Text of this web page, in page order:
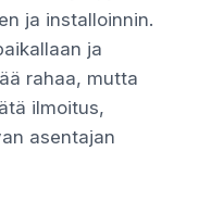
ja installoinnin.
ja
rahaa, mutta
ilmoitus,
asentajan